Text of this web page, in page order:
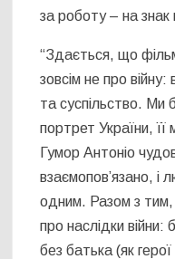
за роботу – на знак
“Здається, що
зовсім не про
та суспільство. Ми
портрет України,
Гумор Антоніо
взаємопов’язано, і
одним. Разом з
про наслідки
без батька (як